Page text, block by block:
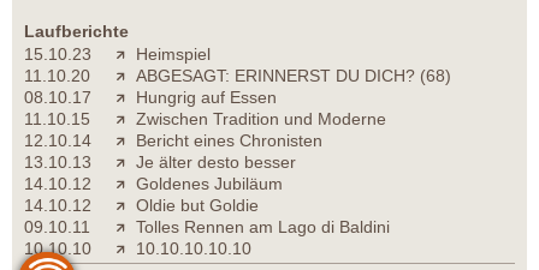
Laufberichte
15.10.23
Heimspiel
11.10.20
ABGESAGT: ERINNERST DU DICH? (68)
08.10.17
Hungrig auf Essen
11.10.15
Zwischen Tradition und Moderne
12.10.14
Bericht eines Chronisten
13.10.13
Je älter desto besser
14.10.12
Goldenes Jubiläum
14.10.12
Oldie but Goldie
09.10.11
Tolles Rennen am Lago di Baldini
10.10.10
10.10.10.10.10